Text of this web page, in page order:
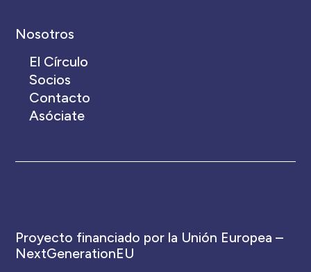
Nosotros
El Círculo
Socios
Contacto
Asóciate
Proyecto financiado por la Unión Europea –
NextGenerationEU